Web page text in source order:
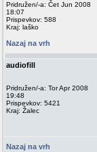
Pridružen/-a: Čet Jun 2008
18:07
Prispevkov: 588
Kraj: laško
Nazaj na vrh
audiofill
Pridružen/-a: Tor Apr 2008
19:48
Prispevkov: 5421
Kraj: Žalec
Nazaj na vrh